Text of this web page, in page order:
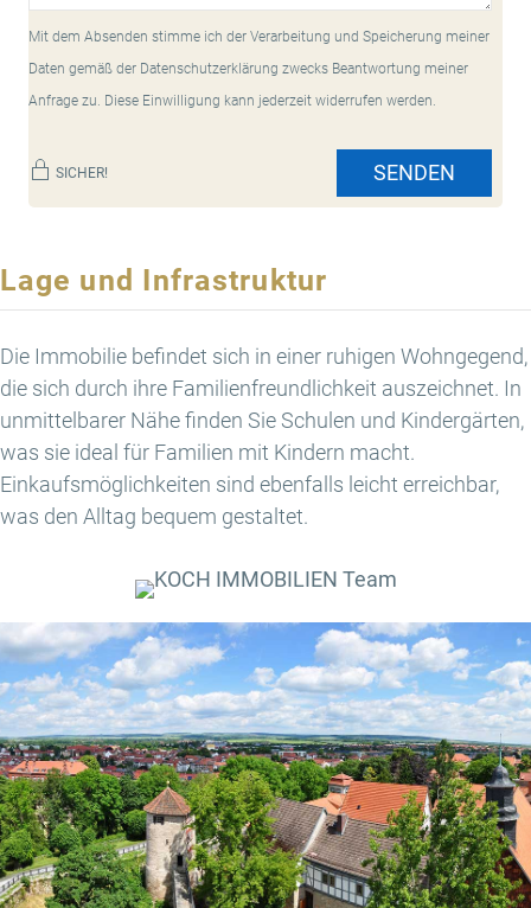
Mit dem Absenden stimme ich der Verarbeitung und Speicherung meiner
Daten gemäß der Datenschutzerklärung zwecks Beantwortung meiner
Anfrage zu. Diese Einwilligung kann jederzeit widerrufen werden.
SICHER! SENDEN
Lage und Infrastruktur
Die Immobilie befindet sich in einer ruhigen Wohngegend,
die sich durch ihre Familienfreundlichkeit auszeichnet. In
unmittelbarer Nähe finden Sie Schulen und Kindergärten,
was sie ideal für Familien mit Kindern macht.
Einkaufsmöglichkeiten sind ebenfalls leicht erreichbar,
was den Alltag bequem gestaltet.